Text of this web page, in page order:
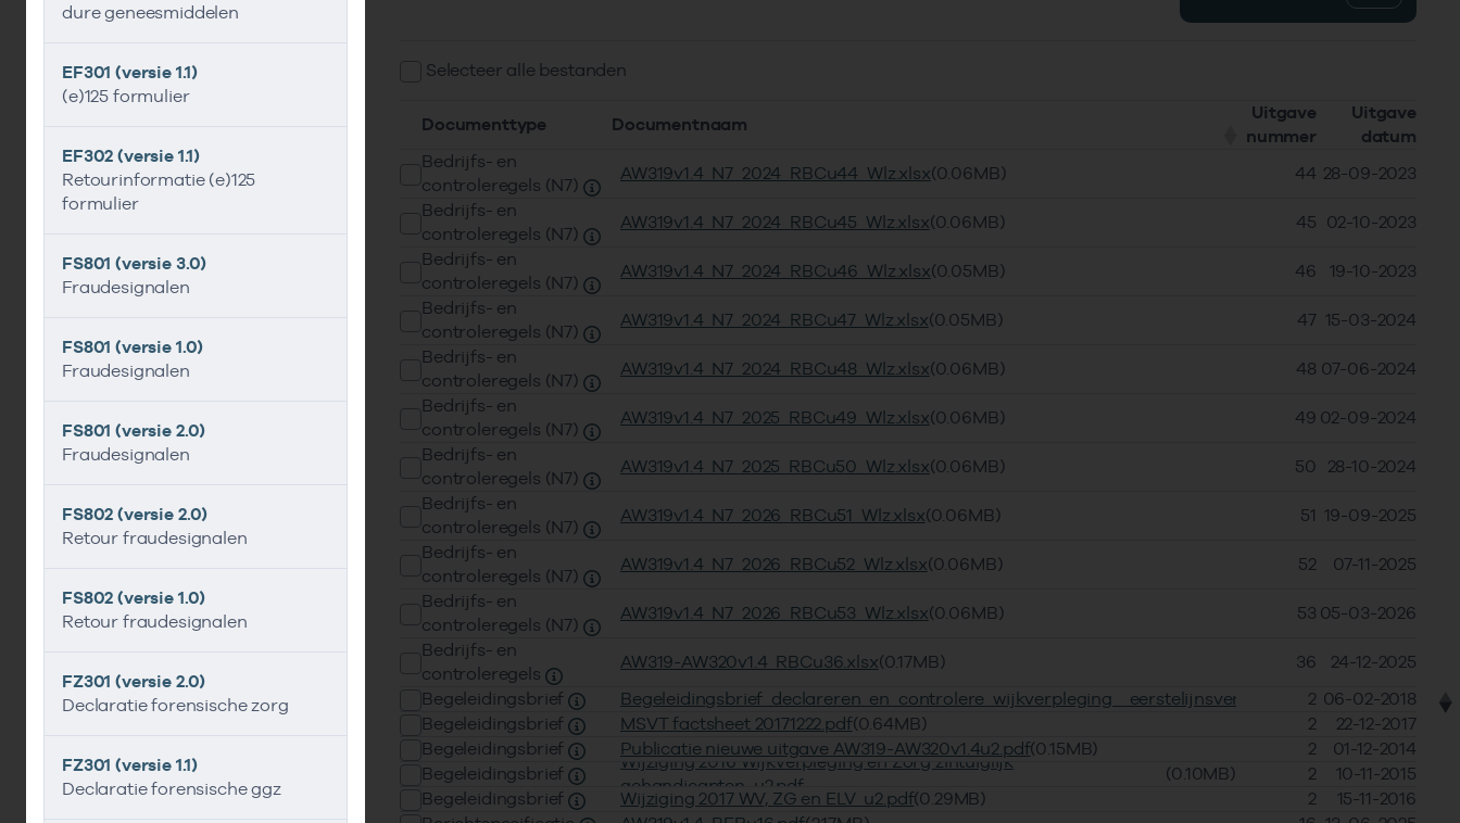
dure geneesmiddelen
EF301 (versie 1.1)
(e)125 formulier
EF302 (versie 1.1)
Retourinformatie (e)125
formulier
FS801 (versie 3.0)
Fraudesignalen
FS801 (versie 1.0)
Fraudesignalen
FS801 (versie 2.0)
Fraudesignalen
FS802 (versie 2.0)
Retour fraudesignalen
FS802 (versie 1.0)
Retour fraudesignalen
FZ301 (versie 2.0)
Declaratie forensische zorg
FZ301 (versie 1.1)
Declaratie forensische ggz
Selecteer alle bestanden
Documenttype Documentnaam
Uitgave
nummer
Uitgave
datum
Bedrijfs- en
controleregels (N7)
AW319v1.4_N7_2024_RBCu44_Wlz.xlsx(0.06MB) 44 28-09-2023
Bedrijfs- en
controleregels (N7)
AW319v1.4_N7_2024_RBCu45_Wlz.xlsx(0.06MB) 45 02-10-2023
Bedrijfs- en
controleregels (N7)
AW319v1.4_N7_2024_RBCu46_Wlz.xlsx(0.05MB) 46
19-10-2023
Bedrijfs- en
controleregels (N7)
AW319v1.4_N7_2024_RBCu47_Wlz.xlsx(0.05MB) 47 15-03-2024
Bedrijfs- en
controleregels (N7)
AW319v1.4_N7_2024_RBCu48_Wlz.xlsx(0.06MB) 48 07-06-2024
Bedrijfs- en
controleregels (N7)
AW319v1.4_N7_2025_RBCu49_Wlz.xlsx(0.06MB) 49 02-09-2024
Bedrijfs- en
controleregels (N7)
AW319v1.4_N7_2025_RBCu50_Wlz.xlsx(0.06MB) 50
28-10-2024
Bedrijfs- en
controleregels (N7)
AW319v1.4_N7_2026_RBCu51_Wlz.xlsx(0.06MB) 51 19-09-2025
Bedrijfs- en
controleregels (N7)
AW319v1.4_N7_2026_RBCu52_Wlz.xlsx(0.06MB) 52
07-11-2025
Bedrijfs- en
controleregels (N7)
AW319v1.4_N7_2026_RBCu53_Wlz.xlsx(0.06MB) 53 05-03-2026
Bedrijfs- en
controleregels
AW319-AW320v1.4_RBCu36.xlsx(0.17MB) 36
24-12-2025
Begeleidingsbrief
2 06-02-2018
Begeleidingsbrief
MSVT factsheet 20171222.pdf(0.64MB) 2
22-12-2017
Begeleidingsbrief
Publicatie nieuwe uitgave AW319-AW320v1.4u2.pdf(0.15MB) 2
01-12-2014
Begeleidingsbrief
Wijziging 2016 Wijkverpleging en Zorg zintuiglijk
gehandicapten_u2.pdf
(0.10MB) 2
10-11-2015
Begeleidingsbrief
Wijziging 2017 WV, ZG en ELV_u2.pdf(0.29MB) 2
15-11-2016